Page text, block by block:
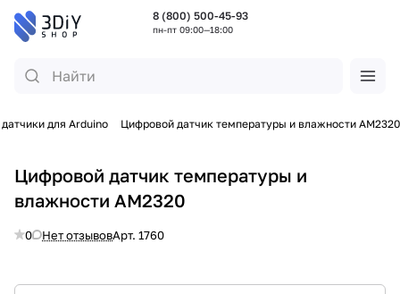
8 (800) 500-45-93
пн-пт 09:00—18:00
для Arduino Цифровой датчик температуры и влажности AM2320
Цифровой датчик температуры и
влажности AM2320
0 Нет отзывовАрт. 1760